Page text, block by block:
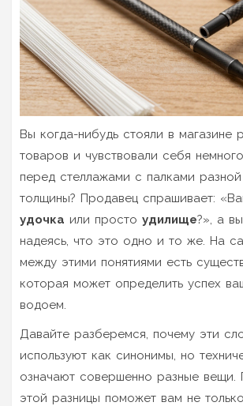
Вы когда-нибудь стояли в магазине
товаров и чувствовали себя
перед стеллажами с палками
толщины? Продавец спрашивает:
удочка или просто удилище?», а
надеясь, что это одно и то же. На
между этими понятиями есть
которая может определить успех
водоем.
Давайте разберемся, почему эти
используют как синонимы, но
означают совершенно разные вещи.
этой разницы поможет вам не